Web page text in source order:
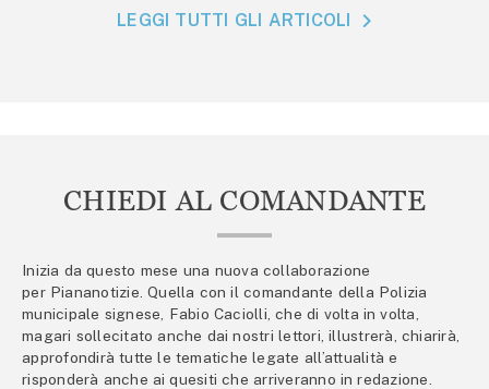
LEGGI TUTTI GLI ARTICOLI
CHIEDI AL COMANDANTE
Inizia da questo mese una nuova collaborazione
per Piananotizie. Quella con il comandante della Polizia
municipale signese, Fabio Caciolli, che di volta in volta,
magari sollecitato anche dai nostri lettori, illustrerà, chiarirà,
approfondirà tutte le tematiche legate all’attualità e
risponderà anche ai quesiti che arriveranno in redazione.